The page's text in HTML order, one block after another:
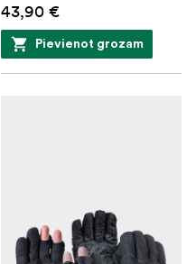
43,90 €
Pievienot grozam